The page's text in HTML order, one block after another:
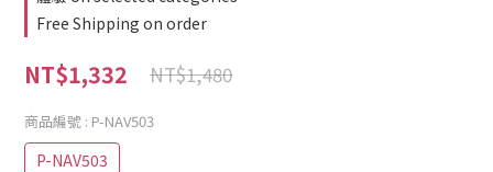
Free Shipping on order
NT$1,332 NT$1,480
商品編號 : P-NAV503
P-NAV503